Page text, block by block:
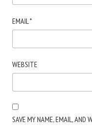
EMAIL *
WEBSITE
SAVE MY NAME, EMAIL, AND